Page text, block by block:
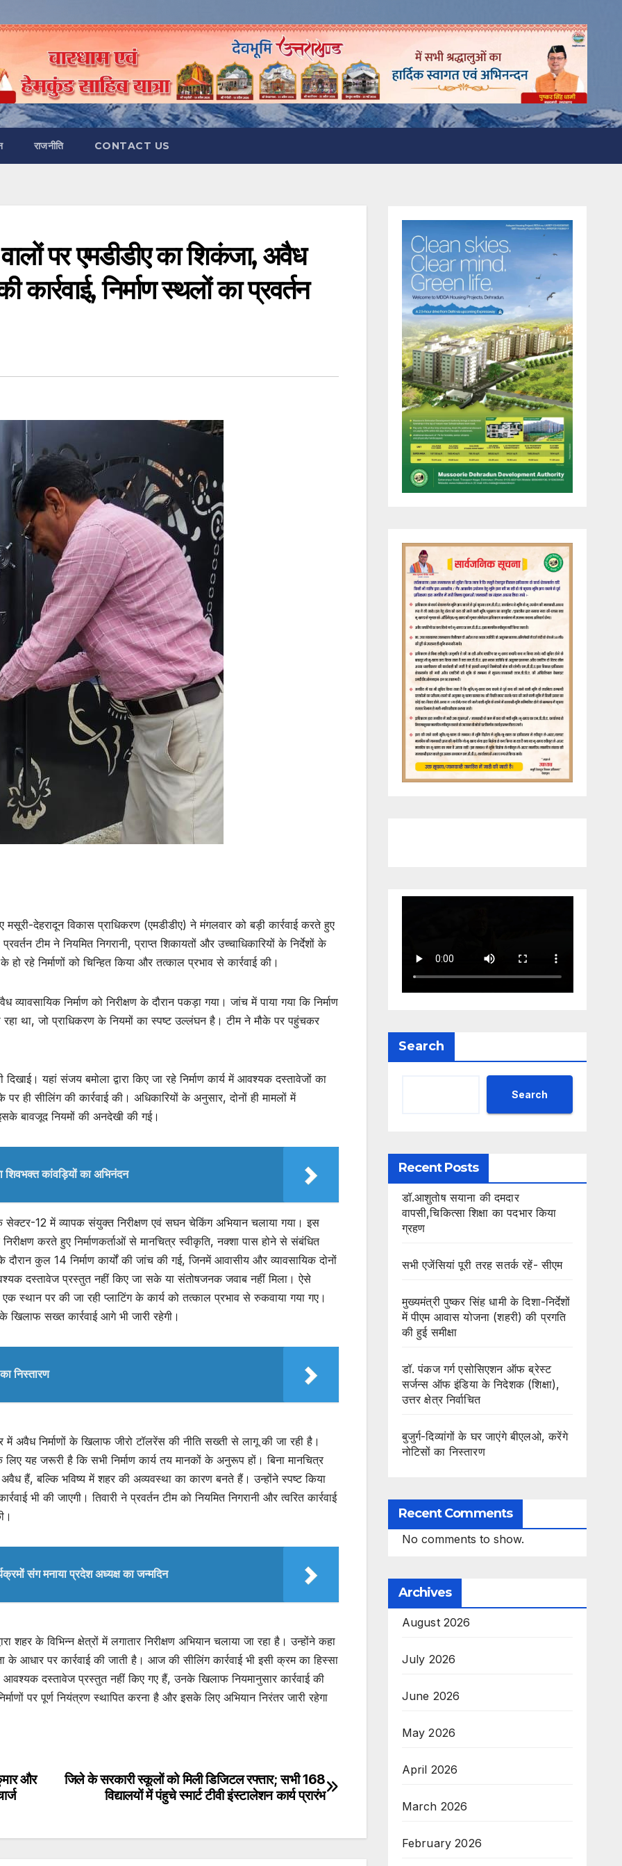
राजनीति CONTACT US
पर एमडीडीए का शिकंजा, अवैध
कार्रवाई, निर्माण स्थलों का प्रवर्तन
देहरादून विकास प्राधिकरण (एमडीडीए) ने मंगलवार को बड़ी कार्रवाई करते हुए
टीम ने नियमित निगरानी, प्राप्त शिकायतों और उच्चाधिकारियों के निर्देशों के
रहे निर्माणों को चिन्हित किया और तत्काल प्रभाव से कार्रवाई की।
निर्माण को निरीक्षण के दौरान पकड़ा गया। जांच में पाया गया कि निर्माण
था, जो प्राधिकरण के नियमों का स्पष्ट उल्लंघन है। टीम ने मौके पर पहुंचकर
यहां संजय बमोला द्वारा किए जा रहे निर्माण कार्य में आवश्यक दस्तावेजों का
ही सीलिंग की कार्रवाई की। अधिकारियों के अनुसार, दोनों ही मामलों में
बावजूद नियमों की अनदेखी की गई।
शिवभक्त कांवड़ियों का अभिनंदन
के सेक्टर-12 में व्यापक संयुक्त निरीक्षण एवं सघन चेकिंग अभियान चलाया गया। इस
करते हुए निर्माणकर्ताओं से मानचित्र स्वीकृति, नक्शा पास होने से संबंधित
कुल 14 निर्माण कार्यों की जांच की गई, जिनमें आवासीय और व्यावसायिक दोनों
दस्तावेज प्रस्तुत नहीं किए जा सके या संतोषजनक जवाब नहीं मिला। ऐसे
स्थान पर की जा रही प्लाटिंग के कार्य को तत्काल प्रभाव से रुकवाया गया गए।
सख्त कार्रवाई आगे भी जारी रहेगी।
निस्तारण
में अवैध निर्माणों के खिलाफ जीरो टॉलरेंस की नीति सख्ती से लागू की जा रही है।
यह जरूरी है कि सभी निर्माण कार्य तय मानकों के अनुरूप हों। बिना मानचित्र
हैं, बल्कि भविष्य में शहर की अव्यवस्था का कारण बनते हैं। उन्होंने स्पष्ट किया
भी की जाएगी। तिवारी ने प्रवर्तन टीम को नियमित निगरानी और त्वरित कार्रवाई
संग मनाया प्रदेश अध्यक्ष का जन्मदिन
शहर के विभिन्न क्षेत्रों में लगातार निरीक्षण अभियान चलाया जा रहा है। उन्होंने कहा
के आधार पर कार्रवाई की जाती है। आज की सीलिंग कार्रवाई भी इसी क्रम का हिस्सा
आवश्यक दस्तावेज प्रस्तुत नहीं किए गए हैं, उनके खिलाफ नियमानुसार कार्रवाई की
पर पूर्ण नियंत्रण स्थापित करना है और इसके लिए अभियान निरंतर जारी रहेगा
जिले के सरकारी स्कूलों को मिली डिजिटल रफ्तार; सभी 168
विद्यालयों में पंहुचे स्मार्ट टीवी इंस्टालेशन कार्य प्रारंभ
और
Search
Search
Recent Posts
डॉ.आशुतोष सयाना की दमदार
वापसी,चिकित्सा शिक्षा का पदभार किया
ग्रहण
सभी एजेंसियां पूरी तरह सतर्क रहें- सीएम
मुख्यमंत्री पुष्कर सिंह धामी के दिशा-निर्देशों
में पीएम आवास योजना (शहरी) की प्रगति
की हुई समीक्षा
डॉ. पंकज गर्ग एसोसिएशन ऑफ ब्रेस्ट
सर्जन्स ऑफ इंडिया के निदेशक (शिक्षा),
उत्तर क्षेत्र निर्वाचित
बुजुर्ग-दिव्यांगों के घर जाएंगे बीएलओ, करेंगे
नोटिसों का निस्तारण
Recent Comments
No comments to show.
Archives
August 2026
July 2026
June 2026
May 2026
April 2026
March 2026
February 2026